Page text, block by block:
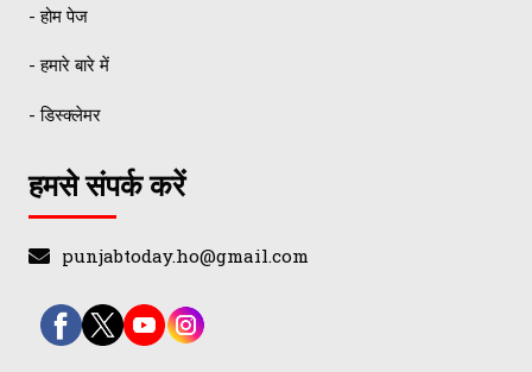
- होम पेज
- हमारे बारे में
- डिस्क्लेमर
हमसे संपर्क करें
punjabtoday.ho@gmail.com